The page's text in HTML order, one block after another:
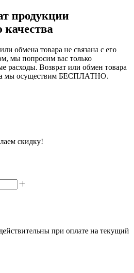
продукции
качества
обмена товара не связана с его
мы попросим вас только
расходы. Возврат или обмен товара
мы осуществим БЕСПЛАТНО.
скидку!
при оплате на текущий